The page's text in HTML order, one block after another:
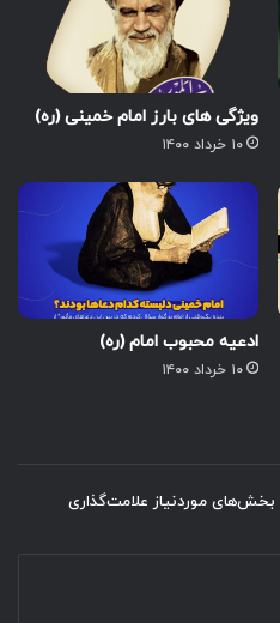
ویژگی های بارز امام خمینی (ره)
۱۰ خرداد ۱۴۰۰
ادعیه محبوب امام (ره)
۱۰ خرداد ۱۴۰۰
بخش‌های موردنیاز علامت‌گذاری